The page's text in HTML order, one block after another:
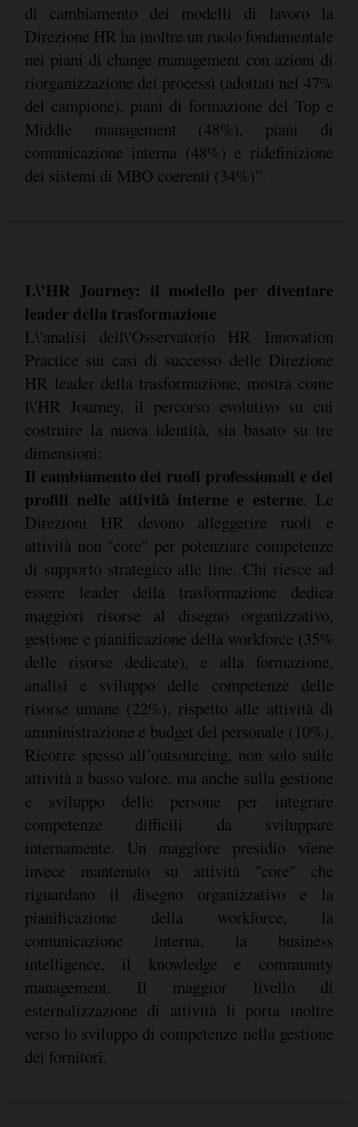
di cambiamento dei modelli di lavoro la
Direzione HR ha inoltre un ruolo fondamentale
nei piani di change management con azioni di
riorganizzazione dei processi (adottati nel 47%
del campione), piani di formazione del Top e
Middle management (48%), piani di
comunicazione interna (48%) e ridefinizione
dei sistemi di MBO coerenti (34%)”.
L\'HR Journey: il modello per diventare
leader della trasformazione
L\'analisi dell\'Osservatorio HR Innovation
Practice sui casi di successo delle Direzione
HR leader della trasformazione, mostra come
l\'HR Journey, il percorso evolutivo su cui
costruire la nuova identità, sia basato su tre
dimensioni:
Il cambiamento dei ruoli professionali e dei
profili nelle attività interne e esterne. Le
Direzioni HR devono alleggerire ruoli e
attività non "core" per potenziare competenze
di supporto strategico alle line. Chi riesce ad
essere leader della trasformazione dedica
maggiori risorse al disegno organizzativo,
gestione e pianificazione della workforce (35%
delle risorse dedicate), e alla formazione,
analisi e sviluppo delle competenze delle
risorse umane (22%), rispetto alle attività di
amministrazione e budget del personale (10%).
Ricorre spesso all’outsourcing, non solo sulle
attività a basso valore, ma anche sulla gestione
e sviluppo delle persone per integrare
competenze difficili da sviluppare
internamente. Un maggiore presidio viene
invece mantenuto su attività "core" che
riguardano il disegno organizzativo e la
pianificazione della workforce, la
comunicazione interna, la business
intelligence, il knowledge e community
management. Il maggior livello di
esternalizzazione di attività li porta inoltre
verso lo sviluppo di competenze nella gestione
dei fornitori.